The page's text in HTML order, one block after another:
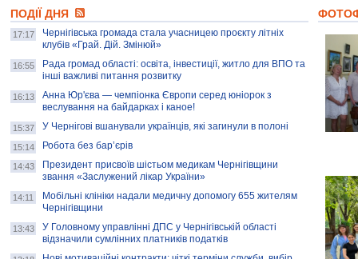
колекцію про війну, емоції та тварин
AB InBev Efes Україна підтримала
навчальний проєкт "Молодіжна бізнес-
школа", спрямований на розвиток
підприємництва у Чернігівській області
Золота тварина: видання Forbes
написало про чернігівця Патрона: хто і
скільки на ньому заробляє? І куди
витрачають?
ПОДІЇ ДНЯ
17:17
Чернігівська громада стала учасницею проєкту літніх
клубів «Грай. Дій. Змінюй»
16:55
Рада громад області: освіта, інвестиції, житло для ВПО та
інші важливі питання розвитку
16:13
Анна Юр'єва — чемпіонка Європи серед юніорок з
веслування на байдарках і каное!
15:37 У Чернігові вшанували українців, які загинули в полоні
15:14 Робота без бар’єрів
14:43
Президент присвоїв шістьом медикам Чернігівщини
звання «Заслужений лікар України»
14:11
Мобільні клініки надали медичну допомогу 655 жителям
Чернігівщини
13:43
У Головному управлінні ДПС у Чернігівській області
відзначили сумлінних платників податків